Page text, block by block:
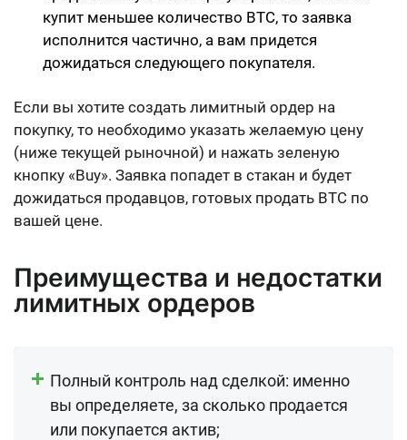
купит меньшее количество BTC, то заявка
исполнится частично, а вам придется
дожидаться следующего покупателя.
Если вы хотите создать лимитный ордер на
покупку, то необходимо указать желаемую цену
(ниже текущей рыночной) и нажать зеленую
кнопку «Buy». Заявка попадет в стакан и будет
дожидаться продавцов, готовых продать BTC по
вашей цене.
Преимущества и недостатки
лимитных ордеров
Полный контроль над сделкой: именно
вы определяете, за сколько продается
или покупается актив;